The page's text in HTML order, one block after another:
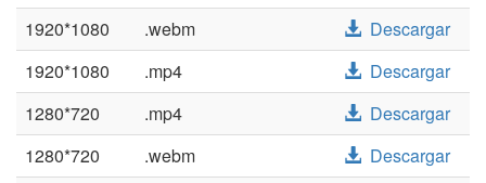
1920*1080
.webm
Descargar
1920*1080
.mp4
Descargar
1280*720
.mp4
Descargar
1280*720
.webm
Descargar